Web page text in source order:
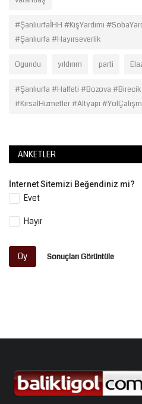
#ŞanlıurfaİHH #KışYardımı
#Şanlıurfa #Hayırseverlik
Ogundu yıldırım parti
#Şanlıurfa #Halfeti #Bozova
#KırsalHizmetler #Altyapı
ANKETLER
İnternet Sitemizi Beğendiniz mi?
Evet
Hayır
Oy Sonuçları Görüntüle